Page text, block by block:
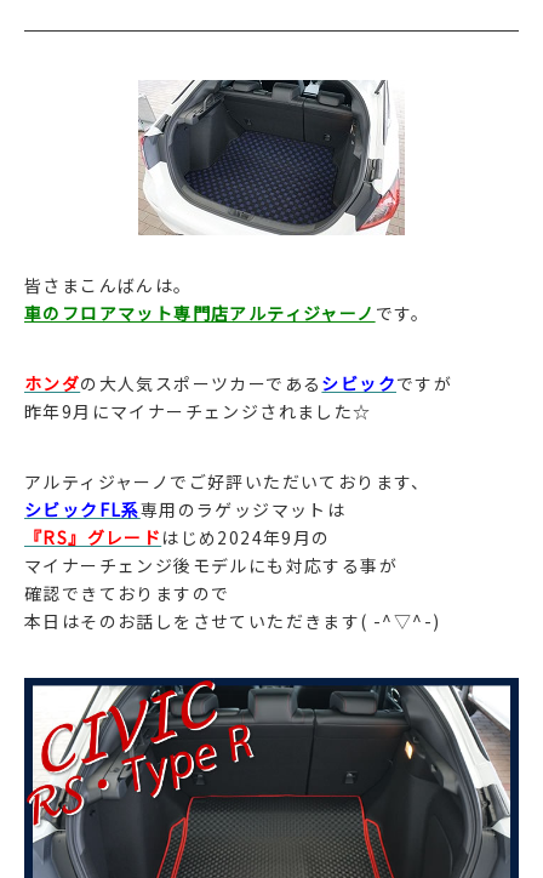
皆さまこんばんは。
車のフロアマット専門店アルティジャーノ です。
ホンダの大人気スポーツカーである シビックですが
昨年9月にマイナーチェンジされました☆
アルティジャーノでご好評いただいております、
シビックFL系専用のラゲッジマットは
『RS』グレード はじめ2024年9月の
マイナーチェンジ後モデルにも対応する事が
確認できておりますので
本日はそのお話しをさせていただきます( -^▽^-)